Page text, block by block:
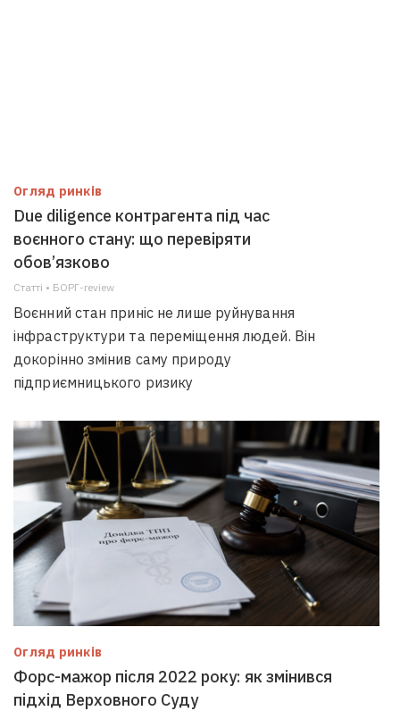
Огляд ринків
Due diligence контрагента під час
воєнного стану: що перевіряти
обов’язково
Статті • БОРГ-review
Воєнний стан приніс не лише руйнування
інфраструктури та переміщення людей. Він
докорінно змінив саму природу
підприємницького ризику
Огляд ринків
Форс-мажор після 2022 року: як змінився
підхід Верховного Суду